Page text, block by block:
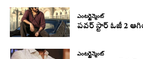
ఎంటర్టైన్మెంట్
పవర్ స్టార్ ఓజీ 2
ఎంటర్టైన్మెంట్